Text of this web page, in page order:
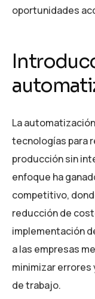
oportunidades
La
tecnologías para
producción sin
enfoque ha
competitivo,
reducción de
implementación
a las empresas
minimizar errores
de trabajo.